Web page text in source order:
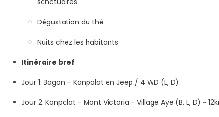
sanctuaires
Dégustation du thé
Nuits chez les habitants
Itinéraire bref
Jour 1: Bagan – Kanpalat en Jeep / 4 WD (L, D)
Jour 2: Kanpalat - Mont Victoria - Village Aye (B, L, D) ~